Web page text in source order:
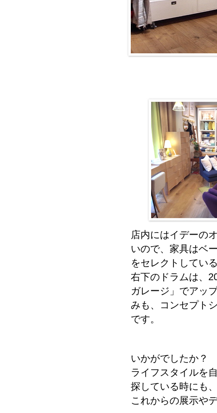
店内にはイデーの
いので、家具はベ
をセレクトしてい
右下のドラムは、
ガレージ」でアッ
みも、コンセプト
です。
いかがでしたか？
ライフスタイルを
探している時にも
これからの展示や